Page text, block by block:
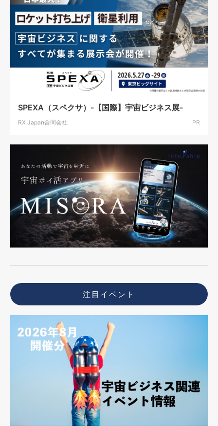
SPEXA（スペクサ）-【国際】宇宙ビジネス展-
RX Japan合同会社 PR
注目イベント